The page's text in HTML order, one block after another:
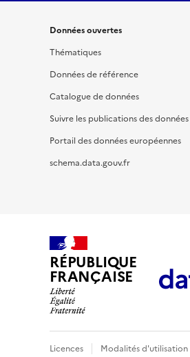
Données ouvertes
Thématiques
Données de référence
Catalogue de données
Suivre les publications des données
Portail des données européennes
schema.data.gouv.fr
RÉPUBLIQUE
FRANÇAISE
Licences Modalités d'utilisation